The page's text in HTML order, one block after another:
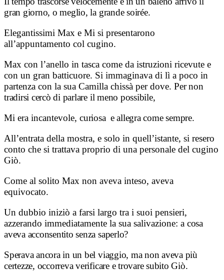
gran giorno, o meglio, la grande soirée.
Elegantissimi Max e Mi si presentarono
all’appuntamento col cugino.
Max con l’anello in tasca come da istruzioni ricevute e
con un gran batticuore. Si immaginava di lì a poco in
partenza con la sua Camilla chissà per dove. Per non
tradirsi cercò di parlare il meno possibile,
Mi era incantevole, curiosa e allegra come sempre.
All’entrata della mostra, e solo in quell’istante, si resero
conto che si trattava proprio di una personale del cugino
Giò.
Come al solito Max non aveva inteso, aveva
equivocato.
Un dubbio iniziò a farsi largo tra i suoi pensieri,
azzerando immediatamente la sua salivazione: a cosa
aveva acconsentito senza saperlo?
Sperava ancora in un bel viaggio, ma non aveva più
certezze, occorreva verificare e trovare subito Giò.